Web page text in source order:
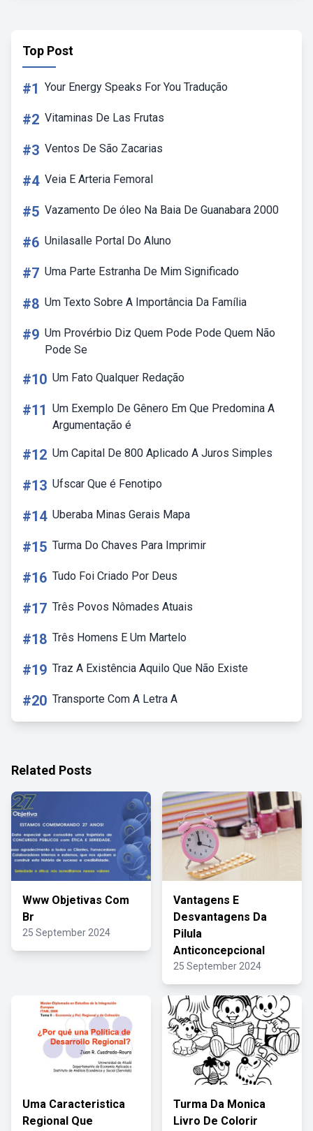
Top Post
#1 Your Energy Speaks For You Tradução
#2 Vitaminas De Las Frutas
#3 Ventos De São Zacarias
#4 Veia E Arteria Femoral
#5 Vazamento De óleo Na Baia De Guanabara 2000
#6 Unilasalle Portal Do Aluno
#7 Uma Parte Estranha De Mim Significado
#8 Um Texto Sobre A Importância Da Família
#9 Um Provérbio Diz Quem Pode Pode Quem Não
Pode Se
#10 Um Fato Qualquer Redação
#11 Um Exemplo De Gênero Em Que Predomina A
Argumentação é
#12 Um Capital De 800 Aplicado A Juros Simples
#13 Ufscar Que é Fenotipo
#14 Uberaba Minas Gerais Mapa
#15 Turma Do Chaves Para Imprimir
#16 Tudo Foi Criado Por Deus
#17 Três Povos Nômades Atuais
#18 Três Homens E Um Martelo
#19 Traz A Existência Aquilo Que Não Existe
#20 Transporte Com A Letra A
Related Posts
Www Objetivas Com
Br
25 September 2024
Vantagens E
Desvantagens Da
Pilula
Anticoncepcional
25 September 2024
Uma Caracteristica
Regional Que
Turma Da Monica
Livro De Colorir